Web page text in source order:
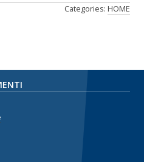
Categories: HOME